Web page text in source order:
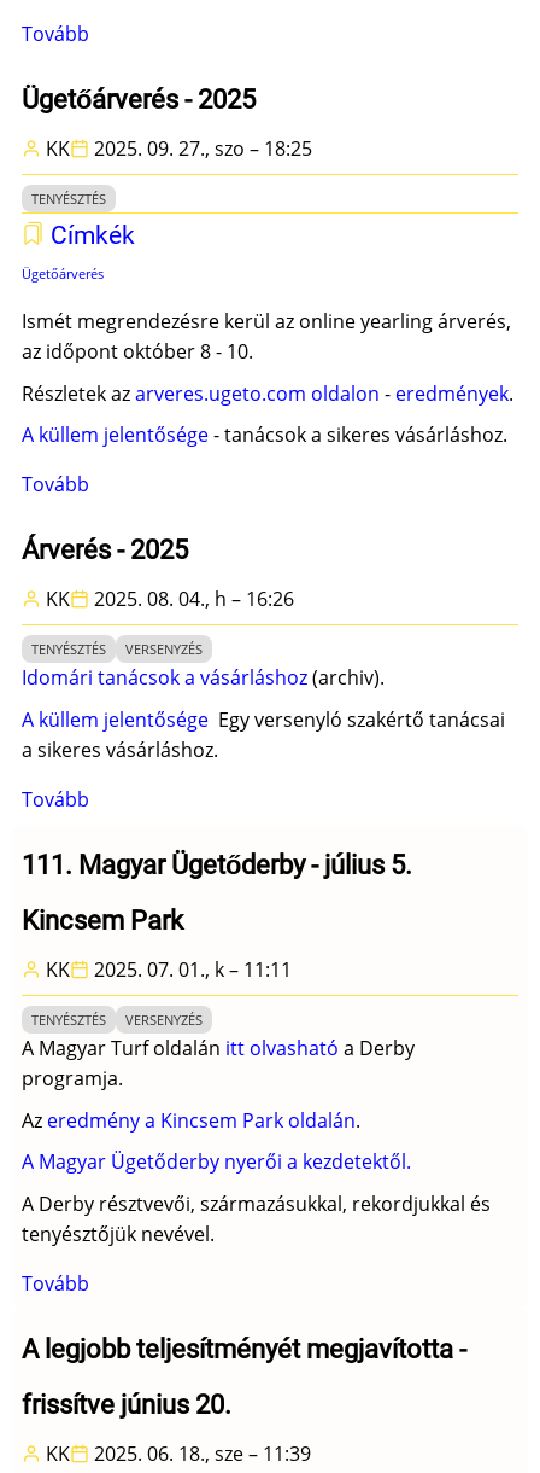
Tovább
igénylése)
Ügetőárverés - 2025
KK 2025. 09. 27., szo – 18:25
TENYÉSZTÉS
Címkék
Ügetőárverés
Ismét megrendezésre kerül az online yearling árverés,
az időpont október 8 - 10.
Részletek azarveres.ugeto.com oldalon - eredmények.
A küllem jelentősége- tanácsok a sikeres vásárláshoz.
Tovább
2025)
Árverés - 2025
KK 2025. 08. 04., h – 16:26
TENYÉSZTÉS VERSENYZÉS
Idomári tanácsok a vásárláshoz(archiv).
A küllem jelentősége Egy versenyló szakértő tanácsai
a sikeres vásárláshoz.
Tovább
2025)
111. Magyar Ügetőderby - július 5.
Kincsem Park
KK 2025. 07. 01., k – 11:11
TENYÉSZTÉS VERSENYZÉS
A Magyar Turf oldalán itt olvasható a Derby
programja.
Az eredmény a Kincsem Park oldalán.
A Magyar Ügetőderby nyerői a kezdetektől.
A Derby résztvevői, származásukkal, rekordjukkal és
tenyésztőjük nevével.
Tovább
Ügetőderby
július
Kincsem
A legjobb teljesítményét megjavította -
frissítve június 20.
KK 2025. 06. 18., sze – 11:39